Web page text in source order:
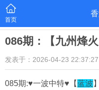
首页
086期：【九州烽
发表于：2026-04-23 22:37:27
085期:♥一波中特♥【蓝波